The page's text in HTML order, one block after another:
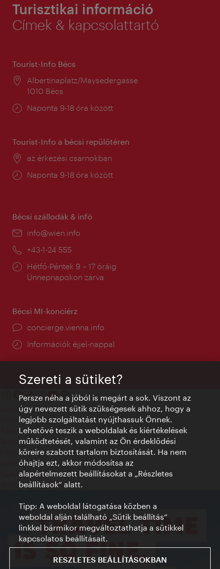
Turisztikai információ
Címek & kapcsolattartó
Tourist-Info Bécs
Helyszín:
Albertinaplatz/Maysedergasse
1010 Bécs
Nyitva
Naponta 9-18 óra között
Tourist-Info a bécsi repülőtéren
Helyszín:
az érkezési csarnokban
Nyitva
Naponta 9-18 óra között
Bécsi szállodák & infó
E-
info@wien.info
Telefon:
+43-1-24 555
Nyitva
tartás:
Hétfő-Péntek 9 – 17 óráig
Ünnepnapokon zárva
Bécsi MI-konciérz
concierge.vienna.info
Információk éjjel-nappal
Kapcsolat
Credits
Adatvédelmi nyilatkozat
Terms of Use
Megközelíthetőség
Sajtókapcsolat
Sütik beállítása
© Copyright WienTourismus
Szereti a sütiket?
Persze néha a jóból is megárt a sok. Viszont az
úgy nevezett sütik szükségesek ahhoz, hogy a
legjobb szolgáltatást nyújthassuk Önnek.
Lehetővé teszik a weboldalak és kiértékelések
működtetését, valamint az Ön érdeklődési
köreire szabott tartalom biztosítását. Ha nem
óhajtja ezt, akkor módosítsa az
alapértelmezett beállításokat a „Részletes
beállítások“ alatt.
Tipp: A weboldal látogatása közben a
weboldal alján található „Sütik beállítás”
linkkel bármikor megváltoztathatja a sütikkel
kapcsolatos beállításait.
RESZLETES BEÁLLÍTÁSOKBAN